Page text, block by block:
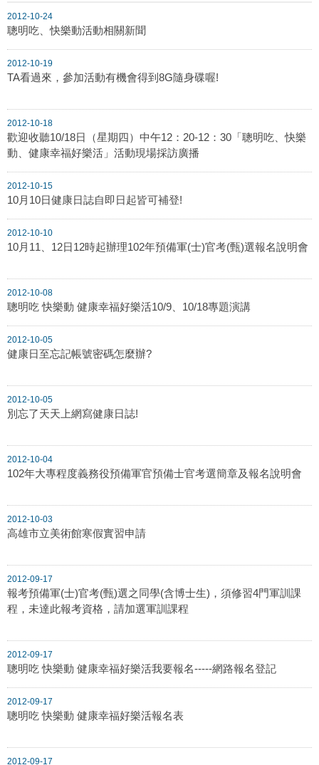
2012-10-24
聰明吃、快樂動活動相關新聞
2012-10-19
TA看過來，參加活動有機會得到8G隨身碟喔!
2012-10-18
歡迎收聽10/18日（星期四）中午12：20-12：30「聰明吃、快樂
動、健康幸福好樂活」活動現場採訪廣播
2012-10-15
10月10日健康日誌自即日起皆可補登!
2012-10-10
10月11、12日12時起辦理102年預備軍(士)官考(甄)選報名說明會
2012-10-08
聰明吃 快樂動 健康幸福好樂活10/9、10/18專題演講
2012-10-05
健康日至忘記帳號密碼怎麼辦?
2012-10-05
別忘了天天上網寫健康日誌!
2012-10-04
102年大專程度義務役預備軍官預備士官考選簡章及報名說明會
2012-10-03
高雄市立美術館寒假實習申請
2012-09-17
報考預備軍(士)官考(甄)選之同學(含博士生)，須修習4門軍訓課
程，未達此報考資格，請加選軍訓課程
2012-09-17
聰明吃 快樂動 健康幸福好樂活我要報名-----網路報名登記
2012-09-17
聰明吃 快樂動 健康幸福好樂活報名表
2012-09-17